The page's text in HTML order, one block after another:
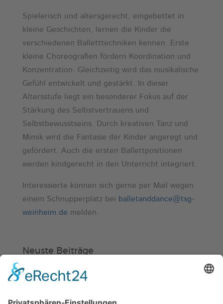
Spielerisch und altersgerecht, eingebettet in
kleine Geschichten, lernen die Kinder die
verschiedenen Balletttechniken kennen. Erste
kleine Choreografien fördern Koordination und
Konzentration. Gleichzeitig wird das musikalische
Gefühl entwickelt und gestärkt. In dieser
Altersstufe liegt ein besonderer Fokus auf der
Stärkung des Selbstvertrauens und
Selbstbewusstseins. Durch kreativen Tanz und
Mimik wird die Fantasie der Kinder angeregt und
gefördert. Auch die ersten Ballettpositionen
werden kindgerecht in den Unterricht integriert.
Interessierte können sich gerne per Mail wegen
einem Schnupperplatz bei balletanddance@tsg-
weinheim.de melden.
Neuste Beiträge
Verein
ab 13 Uhr geschlossen